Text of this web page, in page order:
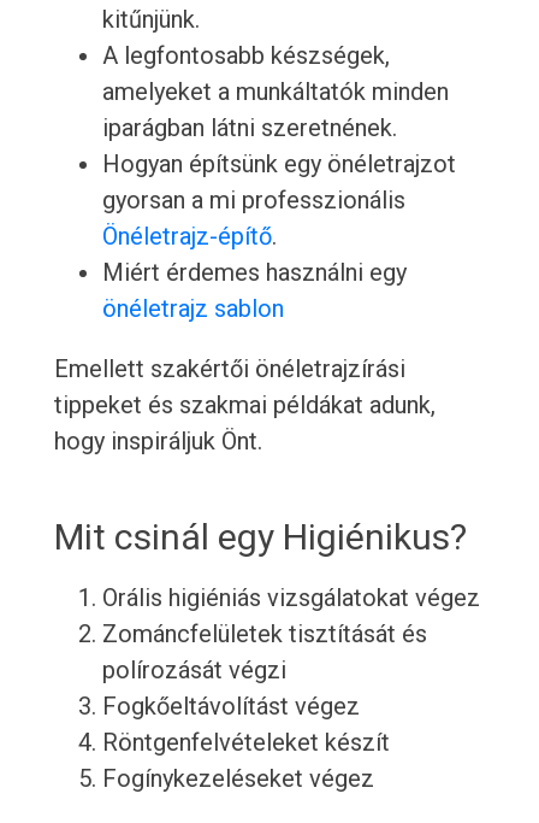
kitűnjünk.
A legfontosabb készségek,
amelyeket a munkáltatók minden
iparágban látni szeretnének.
Hogyan építsünk egy önéletrajzot
gyorsan a mi professzionális
Önéletrajz-építő.
Miért érdemes használni egy
önéletrajz sablon
Emellett szakértői önéletrajzírási
tippeket és szakmai példákat adunk,
hogy inspiráljuk Önt.
Mit csinál egy Higiénikus?
Orális higiéniás vizsgálatokat végez
Zománcfelületek tisztítását és
polírozását végzi
Fogkőeltávolítást végez
Röntgenfelvételeket készít
Fogínykezeléseket végez